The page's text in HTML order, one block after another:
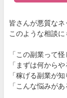
皆さんが悪質な
このような相談に
「この副業って怪
「まずは何からや
「稼げる副業が知
「こんな悩みがあ